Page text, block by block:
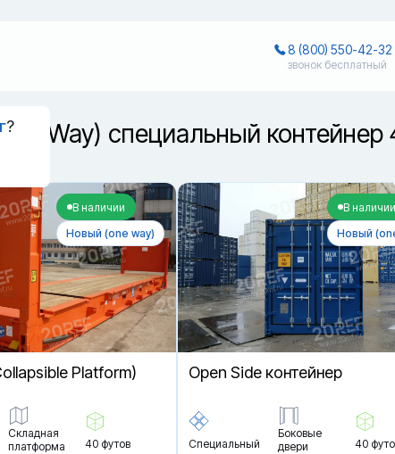
?
8 (800) 550-42-32
звонок бесплатный
Way) специальный
В наличии
Новый (one way)
Platform)
Складная
платформа
40 футов
В наличии
Новый
Open Side контейнер
Специальный
Боковые
двери
40